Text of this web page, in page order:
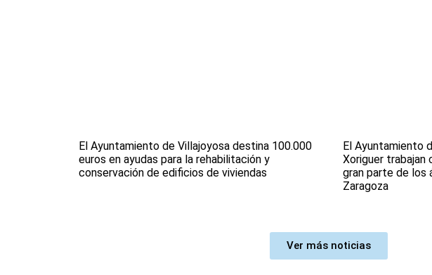
El Ayuntamiento de Villajoyosa destina 100.000
euros en ayudas para la rehabilitación y
conservación de edificios de viviendas
El Ayuntamiento
Xoriguer trabajan
gran parte de los
Zaragoza
Ver más noticias